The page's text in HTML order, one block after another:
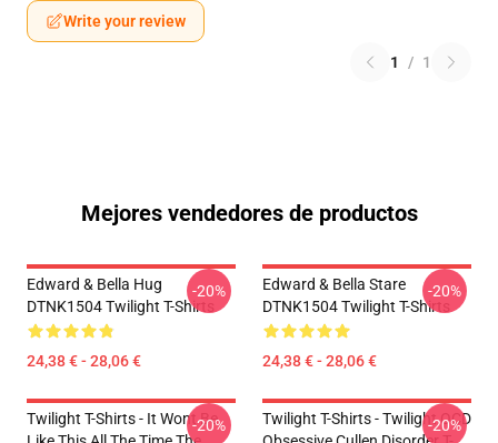
Write your review
1 / 1
Mejores vendedores de productos
Edward & Bella Hug
DTNK1504 Twilight T-Shirts
24,38 € - 28,06 €
-20%
Edward & Bella Stare
DTNK1504 Twilight T-Shirts
24,38 € - 28,06 €
-20%
Twilight T-Shirts - It Wont Be
-20%
Twilight T-Shirts - Twilight OCD
-20%